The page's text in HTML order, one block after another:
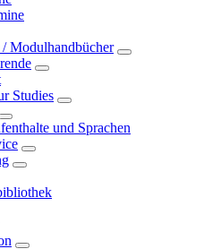
Modulhandbücher
Studies
und Sprachen